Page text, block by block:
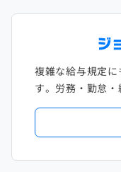
複雑な給与規定
す。労務・勤怠・